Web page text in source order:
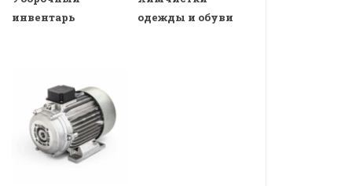
инвентарь
одежды и обуви